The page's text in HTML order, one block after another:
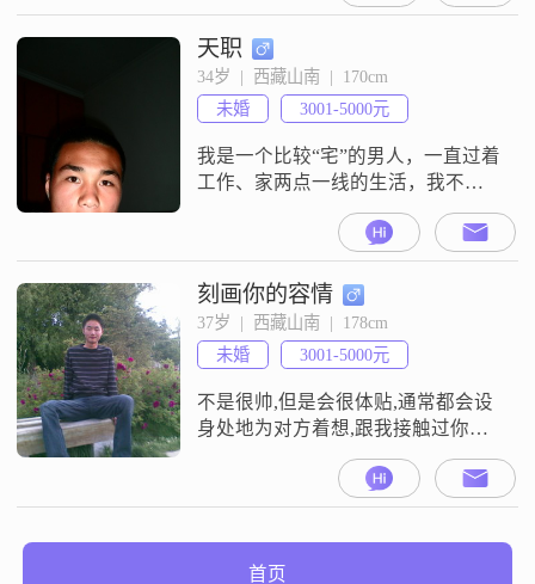
爱一生的终身伴侣。
天职
34岁  |  西藏山南  |  170cm
未婚
3001-5000元
我是一个比较“宅”的男人，一直过着
工作、家两点一线的生活，我不
帅，但是我比较体贴、平易近人，
刻画你的容情
37岁  |  西藏山南  |  178cm
未婚
3001-5000元
不是很帅,但是会很体贴,通常都会设
身处地为对方着想,跟我接触过你就
知道了,我是一个相信缘分的人,希望
能找到一个有素养'开朗的伴侣;我会
用真心来疼你,希望你尽快出现在我
首页